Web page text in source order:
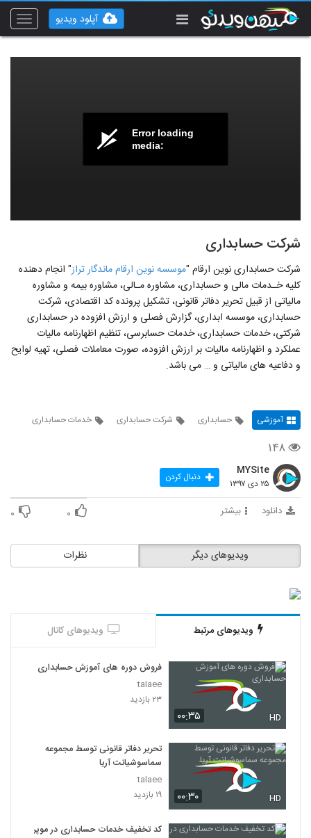
Toggle
آپلود ویدیو
Error loading
media:
شرکت حسابداری
شرکت حسابداری نوین ارقام "موسسه نوین ارقام ماندگار تراز" انجام دهنده
کلیه خـدمات مالی و حسابداری، مشاوره مـالی، مشاوره بیمه و مشاوره
مالیاتی از قبیل تحریر دفاتر قانونی، تشکیل پرونده کد اقتصادی، شرکت
حسابداری، موسسه ابداری، گزارش فصلی و ارزش افزوده در حسابداری
شرکتی، خدمات حسابداری، خدمات حسابرسی، تنظیم اظهارنامه مالیات
عملکرد و اظهارنامه مالیات بر ارزش افزوده، صورت معاملات فصلی، تهیه لوایح
و دفاعیه های مالیاتی و … می باشد.
آموزشی حسابداری شرکت حسابداری خدمات حسابداری
۱۴۸
MYSite
۲۵ دی ۱۳۹۷ دنبال کردن
دانلود بیشتر ۰ ۰
نظرات ویدیوهای دیگر
ویدیوهای مرتبط ویدیوهای کانال
۰۰:۳۵ HD
فروش دوره های آموزش حسابداری
talaee
۲۳ بازدید
۰۰:۳۰ HD
تحریر دفاتر قانونی توسط مجموعه
سماسوشیانت آریا
talaee
۱۹ بازدید
کد تخفیف خدمات حسابداری در موپن